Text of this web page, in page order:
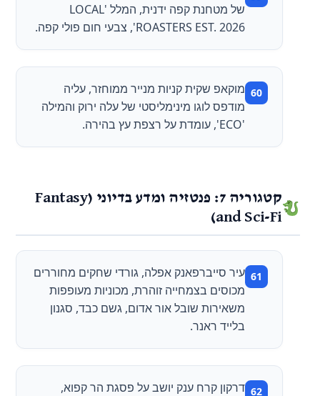
של מטחנת קפה ידנית, המלל 'LOCAL
ROASTERS EST. 2026', צבעי חום פולי קפה.
מוקאפ שקית קניות מנייר ממוחזר, עליה
מודפס לוגו מינימליסטי של עלה ירוק והמילה
'ECO', עומדת על רצפת עץ בהירה.
קטגוריה 7: פנטזיה ומדע בדיוני (Fantasy
and Sci-Fi)
עיר סייברפאנק אפלה, גורדי שחקים מחוררים
מכוסים בצמחייה זוהרת, מכוניות מעופפות
משאירות שובל אור אדום, גשם כבד, סגנון
בלייד ראנר.
דרקון קרח ענק יושב על פסגת הר קפוא,